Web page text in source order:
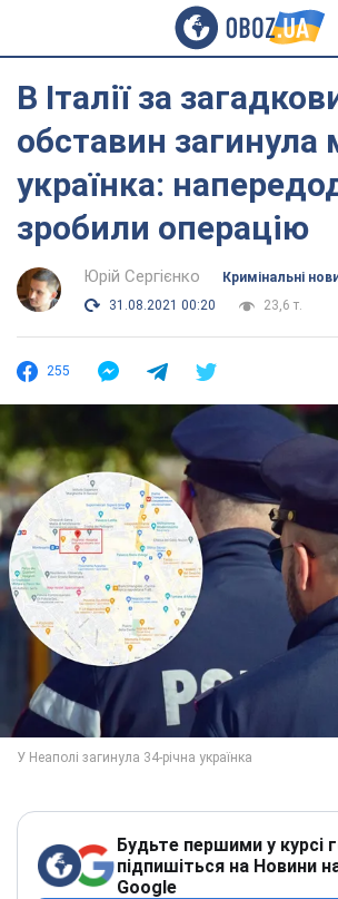
В Італії за
обставин загинула
українка:
зробили операцію
Юрій Сергієнко
Кримінальні
31.08.2021 00:20
23,6 т.
255
Будьте першими у курсі
підпишіться на Новини
Google